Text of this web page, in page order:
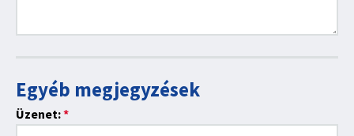
Egyéb megjegyzések
Üzenet:*